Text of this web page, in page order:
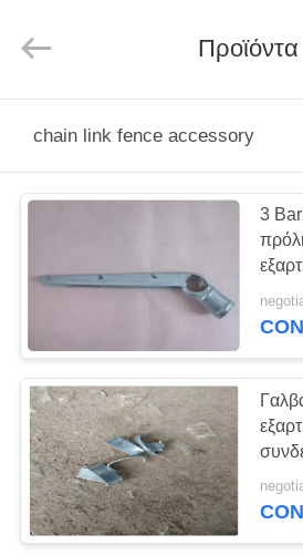
ΠΡΟΪΌΝΤΑ
ΕΜΕΊΣ
ΓΎΡΟΣ
ΕΡΓΟΣΤΑΣΊΩΝ
ΠΟΙΟΤΙΚΌΣ
ΈΛΕΓΧΟΣ
METAL
MESH
Rights
Προϊόντα
chain link fence accessory
3